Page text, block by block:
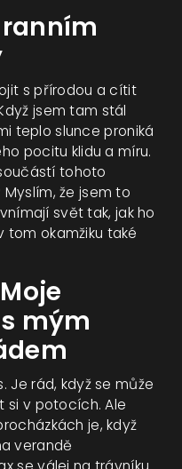
s přírodou a cítit
jsem tam stál
teplo slunce proniká
pocitu klidu a míru.
tohoto
že jsem to
svět tak, jak ho
tom okamžiku také
mým
Je rád, když se může
si v potocích. Ale
je, když
verandě